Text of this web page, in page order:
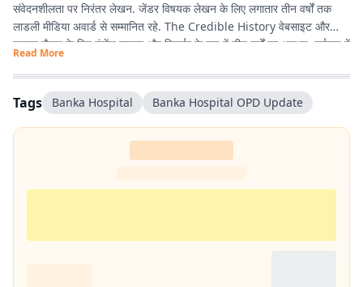
संवेदनशीलता पर निरंतर लेखन. जेंडर विषयक लेखन के लिए लगातार तीन वर्षों तक
लाडली मीडिया अवार्ड से सम्मानित रहे. The Credible History वेबसाइट और
यूट्यूब चैनल के लिए कंटेंट राइटर और रिसर्चर के रूप में तीन वर्षों का अनुभव. वर्तमान में
प्रभात खबर डिजिटल
किताबें पढ़ने, वायलिन बजाने और कला-साहित्य में गहरी रुचि रखते हैं तथा बिहार को
सामाजिक, सांस्कृतिक और राजनीतिक दृष्टि से समझने में विशेष दिलचस्पी.
Read More
Tags Banka Hospital Banka Hospital OPD Update